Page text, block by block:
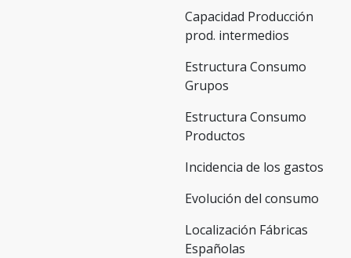
Capacidad Producción
prod. intermedios
Estructura Consumo
Grupos
Estructura Consumo
Productos
Incidencia de los gastos
Evolución del consumo
Localización Fábricas
Españolas